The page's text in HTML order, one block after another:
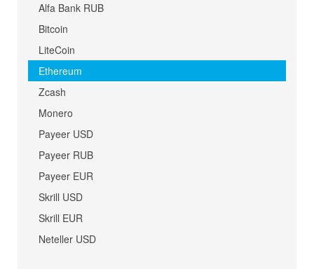
Alfa Bank RUB
Bitcoin
LiteCoin
Ethereum
Zcash
Monero
Payeer USD
Payeer RUB
Payeer EUR
Skrill USD
Skrill EUR
Neteller USD